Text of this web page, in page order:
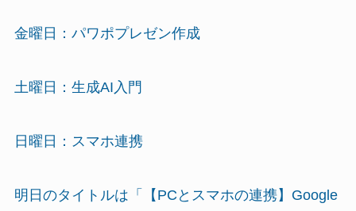
金曜日：パワポプレゼン作成
土曜日：生成AI入門
日曜日：スマホ連携
明日のタイトルは「【PCとスマホの連携】Google